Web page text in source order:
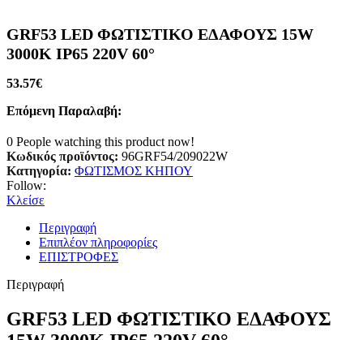
GRF53 LED ΦΩΤΙΣΤΙΚΟ ΕΔΑΦΟΥΣ 15W
3000K IP65 220V 60°
53.57€
Επόμενη Παραλαβή:
0 People watching this product now!
Κωδικός προϊόντος: 96GRF54/209022W
Κατηγορία: ΦΩΤΙΣΜΟΣ ΚΗΠΟΥ
Follow:
Κλείσε
Περιγραφή
Επιπλέον πληροφορίες
ΕΠΙΣΤΡΟΦΕΣ
Περιγραφή
GRF53 LED ΦΩΤΙΣΤΙΚΟ ΕΔΑΦΟΥΣ